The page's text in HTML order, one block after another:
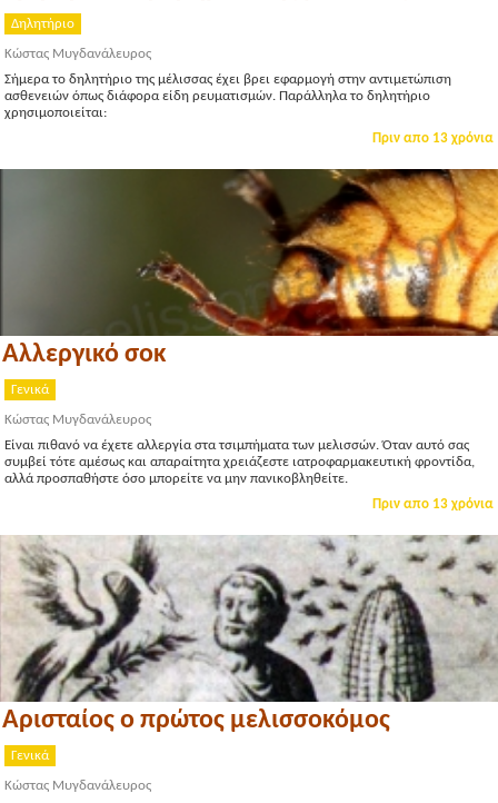
Δηλητήριο
Κώστας Μυγδανάλευρος
Σήμερα το δηλητήριο της μέλισσας έχει βρει εφαρμογή στην αντιμετώπιση
ασθενειών όπως διάφορα είδη ρευματισμών. Παράλληλα το δηλητήριο
χρησιμοποιείται:
Πριν απο 13 χρόνια
Αλλεργικό σοκ
Γενικά
Κώστας Μυγδανάλευρος
Είναι πιθανό να έχετε αλλεργία στα τσιμπήματα των μελισσών. Όταν αυτό σας
συμβεί τότε αμέσως και απαραίτητα χρειάζεστε ιατροφαρμακευτική φροντίδα,
αλλά προσπαθήστε όσο μπορείτε να μην πανικοβληθείτε.
Πριν απο 13 χρόνια
Αρισταίος ο πρώτος μελισσοκόμος
Γενικά
Κώστας Μυγδανάλευρος